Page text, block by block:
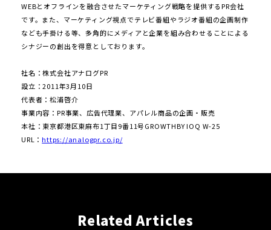
WEBとオフラインを融合させたマーケティング戦略を提供するPR会社
です。また、マーケティング視点でテレビ番組やラジオ番組の企画制作
なども手掛ける等、多角的にメディアと企業を組み合わせることによる
シナジーの創出を得意としております。
社名：株式会社アナログPR
設⽴：2011年3⽉10⽇
代表者：松浦啓介
事業内容：PR事業、広告代理業、アパレル商品の企画・販売
本社：東京都港区東⿇布1丁⽬9番11号GROWTHBY IOQ W-25
URL：https://analogpr.co.jp/
Related Articles